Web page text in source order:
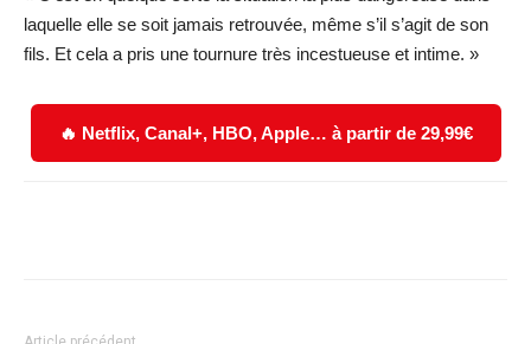
laquelle elle se soit jamais retrouvée, même s’il s’agit de son
fils. Et cela a pris une tournure très incestueuse et intime. »
🔥 Netflix, Canal+, HBO, Apple… à partir de 29,99€